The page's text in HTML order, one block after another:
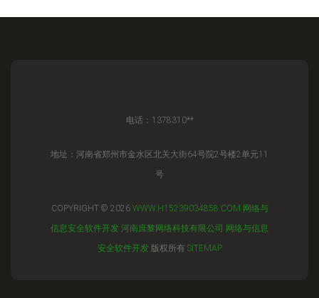
电话：1378310**
地址：河南省郑州市金水区北关大街64号院2号楼2单元11
号
COPYRIGHT © 2026 WWW.H15239034858.COM 网络与
信息安全软件开发 河南庶黎网络科技有限公司 网络与信息
安全软件开发版权所有 SITEMAP